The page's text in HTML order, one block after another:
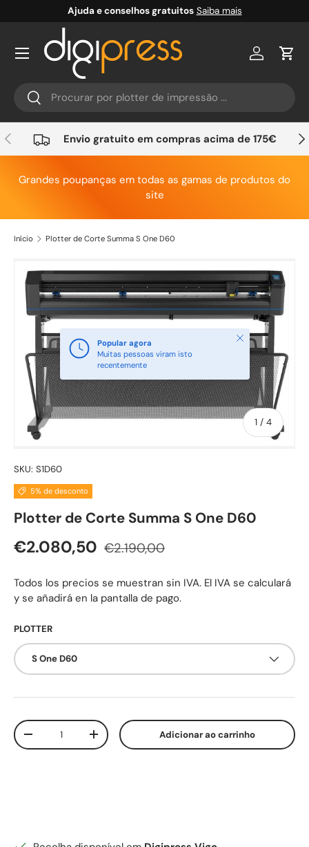
Ir para o conteúdo
Ajuda e conselhos gratuitos Saiba mais
Pesquisar
Pesquisar
Conta
Anterior Envio gratuito em compras acima de 175€
Grandes poupanças em todas as gamas de produtos do
site
Início Plotter de Corte Summa S One D60
Saltar para a informação do produto
1 / de
4
Popular agora
Muitas pessoas viram isto
recentemente
Fechar
SKU: S1D60
5% de desconto
Plotter de Corte Summa S One D60
Preço de venda
€2.080,50 Preço normal
€2.190,00
Todos los precios se muestran sin IVA. El IVA se calculará
y se añadirá en la pantalla de pago.
PLOTTER
S One D60
Qtd.
Diminuir quantidadeAumente a quantidadeAdicionar ao carrinho